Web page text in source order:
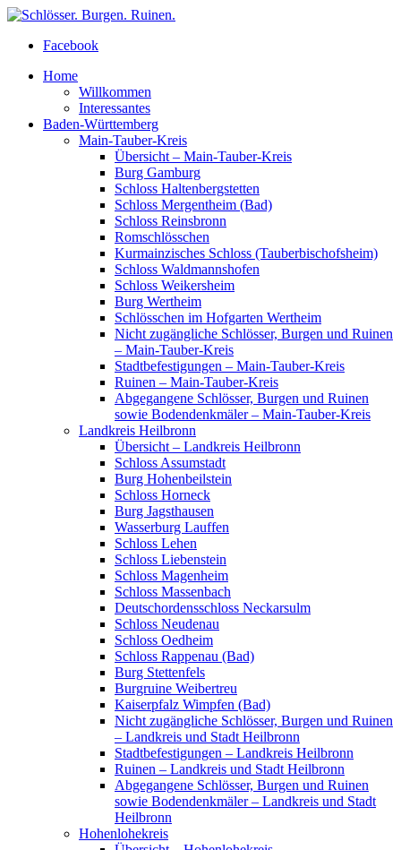
Facebook
Home
Willkommen
Interessantes
Baden-Württemberg
Main-Tauber-Kreis
Übersicht – Main-Tauber-Kreis
Burg Gamburg
Schloss Haltenbergstetten
Schloss Mergentheim (Bad)
Schloss Reinsbronn
Romschlösschen
Kurmainzisches Schloss (Tauberbischofsheim)
Schloss Waldmannshofen
Schloss Weikersheim
Burg Wertheim
Schlösschen im Hofgarten Wertheim
Nicht zugängliche Schlösser, Burgen und Ruinen
– Main-Tauber-Kreis
Stadtbefestigungen – Main-Tauber-Kreis
Ruinen – Main-Tauber-Kreis
Abgegangene Schlösser, Burgen und Ruinen
sowie Bodendenkmäler – Main-Tauber-Kreis
Landkreis Heilbronn
Übersicht – Landkreis Heilbronn
Schloss Assumstadt
Burg Hohenbeilstein
Schloss Horneck
Burg Jagsthausen
Wasserburg Lauffen
Schloss Lehen
Schloss Liebenstein
Schloss Magenheim
Schloss Massenbach
Deutschordensschloss Neckarsulm
Schloss Neudenau
Schloss Oedheim
Schloss Rappenau (Bad)
Burg Stettenfels
Burgruine Weibertreu
Kaiserpfalz Wimpfen (Bad)
Nicht zugängliche Schlösser, Burgen und Ruinen
– Landkreis und Stadt Heilbronn
Stadtbefestigungen – Landkreis Heilbronn
Ruinen – Landkreis und Stadt Heilbronn
Abgegangene Schlösser, Burgen und Ruinen
sowie Bodendenkmäler – Landkreis und Stadt
Heilbronn
Hohenlohekreis